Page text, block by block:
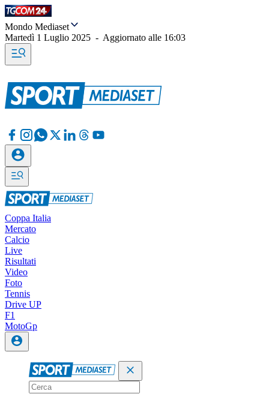
Mondo Mediaset
Martedì 1 Luglio 2025 - Aggiornato alle 16:03
Coppa Italia
Mercato
Calcio
Live
Risultati
Video
Foto
Tennis
Drive UP
F1
MotoGp